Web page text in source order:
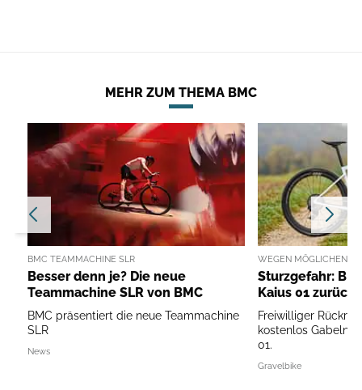
MEHR ZUM THEMA BMC
BMC TEAMMACHINE SLR
Besser denn je? Die neue
Teammachine SLR von BMC
BMC präsentiert die neue Teammachine
SLR
News
WEGEN MÖGLICHEN
Sturzgefahr:
Kaius 01 zurück
Freiwilliger
kostenlos Gabeln
01.
Gravelbike